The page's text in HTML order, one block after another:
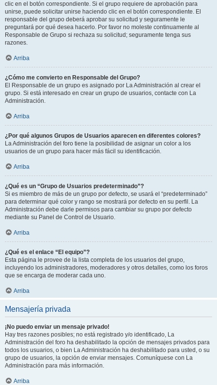
clic en el botón correspondiente. Si el grupo requiere de aprobación para
unirse, puede solicitar unirse haciendo clic en el botón correspondiente. El
responsable del grupo deberá aprobar su solicitud y seguramente le
preguntará por qué desea hacerlo. Por favor no moleste continuamente al
Responsable de Grupo si rechaza su solicitud; seguramente tenga sus
razones.
Arriba
¿Cómo me convierto en Responsable del Grupo?
El Responsable de un grupo es asignado por La Administración al crear el
grupo. Si está interesado en crear un grupo de usuarios, contacte con La
Administración.
Arriba
¿Por qué algunos Grupos de Usuarios aparecen en diferentes colores?
La Administración del foro tiene la posibilidad de asignar un color a los
usuarios de un grupo para hacer más fácil su identificación.
Arriba
¿Qué es un “Grupo de Usuarios predeterminado”?
Si es miembro de más de un grupo por defecto, se usará el “predeterminado”
para determinar qué color y rango se mostrará por defecto en su perfil. La
Administración debe darle permisos para cambiar su grupo por defecto
mediante su Panel de Control de Usuario.
Arriba
¿Qué es el enlace “El equipo”?
Esta página le provee de la lista completa de los usuarios del grupo,
incluyendo los administradores, moderadores y otros detalles, como los foros
que se encarga de moderar cada uno.
Arriba
Mensajería privada
¡No puedo enviar un mensaje privado!
Hay tres razones posibles; no está registrado y/o identificado, La
Administración del foro ha deshabilitado la opción de mensajes privados para
todos los usuarios, o bien La Administración ha deshabilitado para usted, o su
grupo de usuarios, la opción de enviar mensajes. Comuníquese con La
Administración para más información.
Arriba